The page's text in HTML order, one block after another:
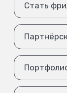
Стать